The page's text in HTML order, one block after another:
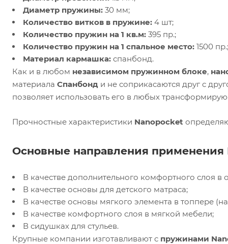
Диаметр пружины: 30 мм;
Количество витков в пружине: 4 шт;
Количество пружин на 1 кв.м: 395 пр.;
Количество пружин на 1 спальное место: 1500 пр.;
Материал кармашка: спанбонд.
Как и в любом независимом пружинном блоке,
материала Спанбонд и не соприкасаются друг с
позволяет использовать его в любых
Прочностные характеристики Nanopocket
Основные направления применения
В качестве дополнительного комфортного слоя в
В качестве основы для детского матраса;
В качестве основы мягкого элемента в топпере
В качестве комфортного слоя в мягкой мебели;
В сидушках для стульев.
Крупные компании изготавливают с пружинами